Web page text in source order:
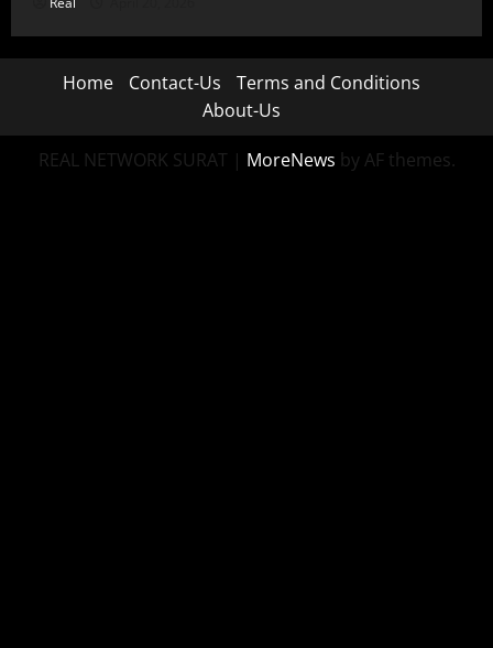
Home Contact-Us
Terms and Conditions
About-Us
REAL NETWORK SURAT | MoreNews by AF themes.